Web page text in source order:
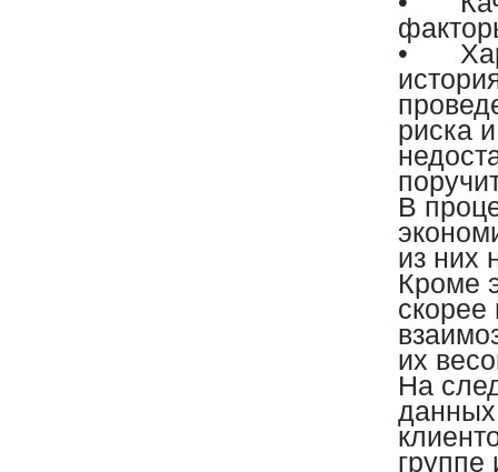
•
риска
В
из них
Кроме
скорее
их
На
данных
группе